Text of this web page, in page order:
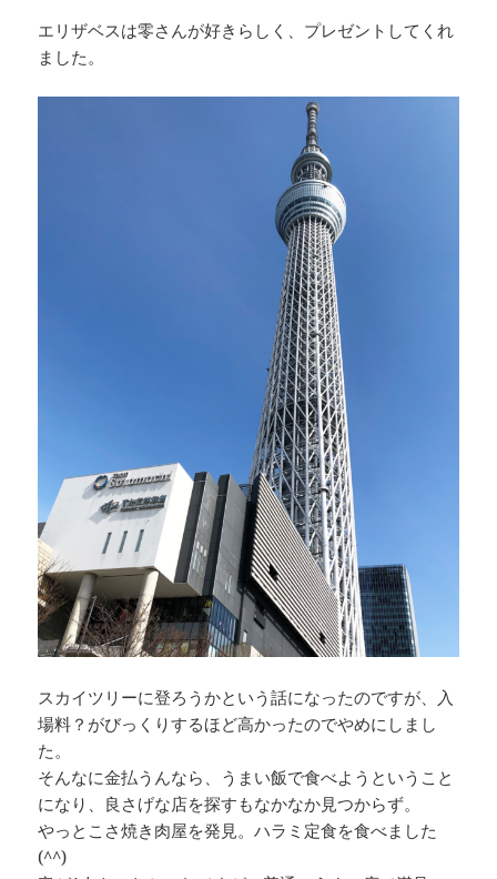
エリザベスは零さんが好きらしく、プレゼントしてくれ
ました。
スカイツリーに登ろうかという話になったのですが、入
場料？がびっくりするほど高かったのでやめにしまし
た。
そんなに金払うんなら、うまい飯で食べようということ
になり、良さげな店を探すもなかなか見つからず。
やっとこさ焼き肉屋を発見。ハラミ定食を食べました
(^^)